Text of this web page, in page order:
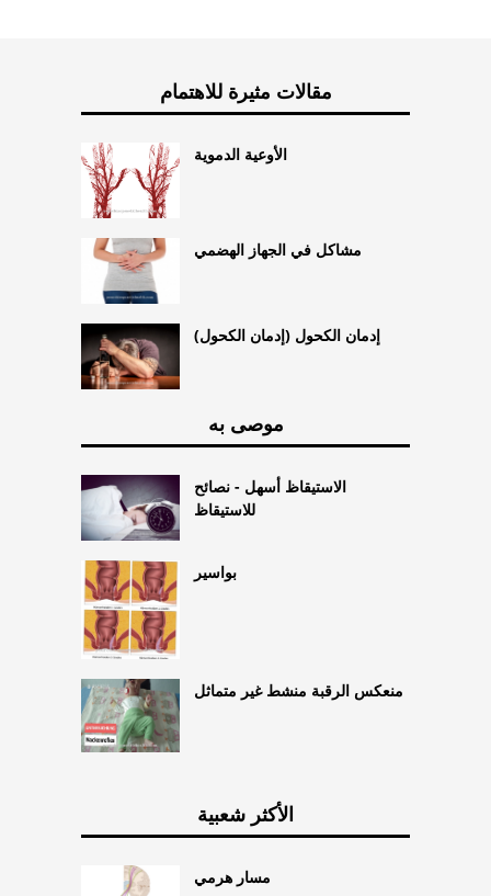
مقالات مثيرة للاهتمام
الأوعية الدموية
مشاكل في الجهاز الهضمي
إدمان الكحول (إدمان الكحول)
موصى به
الاستيقاظ أسهل - نصائح
للاستيقاظ
بواسير
منعكس الرقبة منشط غير متماثل
الأكثر شعبية
مسار هرمي